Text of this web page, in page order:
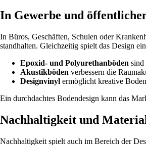
In Gewerbe und
In Büros, Geschäften, Schulen oder
standhalten. Gleichzeitig spielt das Design
Epoxid- und Polyurethanböden sind
Akustikböden verbessern die
Designvinyl ermöglicht kreative
Ein durchdachtes Bodendesign kann das
Nachhaltigkeit und
Nachhaltigkeit spielt auch im Bereich der